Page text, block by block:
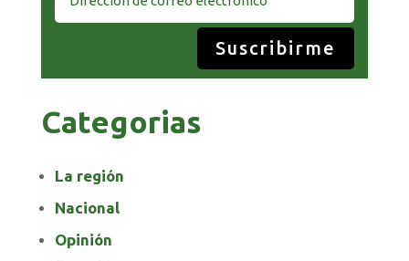
Suscribirme
Categorias
La región
Nacional
Opinión